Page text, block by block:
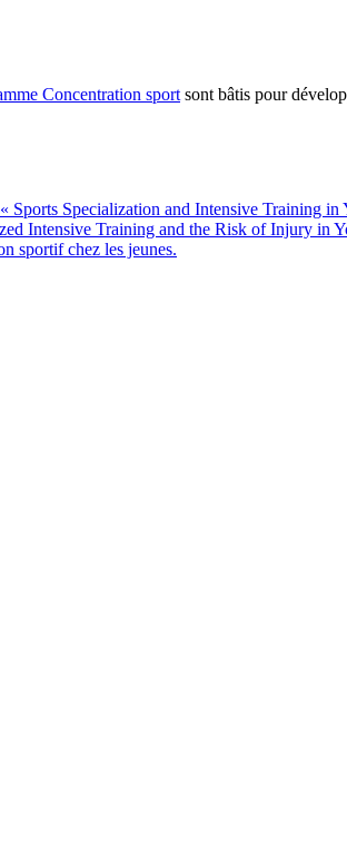
Concentration sport sont bâtis pour
Specialization and Intensive Training
Intensive Training and the Risk of Injury in
sportif chez les jeunes.